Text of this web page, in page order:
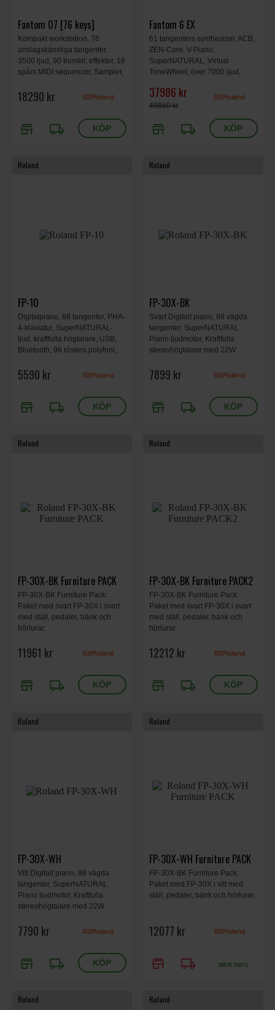
Fantom 07 [76 keys]
Kompakt workstation, 76
anslagskänsliga tangenter,
3500 ljud, 90 trumkit, effekter, 16
spårs MIDI sequencer, Sampler,
18290 kr
store local_shipping
Fantom 6 EX
61 tangenters synthesizer, ACB,
ZEN-Core, V-Piano,
SuperNATURAL, Virtual
ToneWheel, över 7000 ljud,
FX processor, professionell
sequencing, avancerad
interface, 1084x403x106mm,
37986 kr
49860 kr
store local_shipping
Roland
FP-10
Digitalpiano, 88 tangenter, PHA-
4-klaviatur, SuperNATURAL-
ljud, kraftfulla högtalare, USB,
Bluetooth, 96 rösters polyfoni,
5590 kr
store local_shipping
Roland
FP-30X-BK
Svart Digitalt piano, 88 vägda
tangenter, SuperNATURAL
Piano ljudmotor, Kraftfulla
stereohögtalare med 22W
både audio och MIDI, Dubbla
7899 kr
store local_shipping
Roland
FP-30X-BK Furniture PACK
FP-30X-BK Furniture Pack:
Paket med svart FP-30X i svart
med ställ, pedaler, bänk och
hörlurar.
11961 kr
store local_shipping
Roland
FP-30X-BK Furniture PACK2
FP-30X-BK Furniture Pack:
Paket med svart FP-30X i svart
med ställ, pedaler, bänk och
hörlurar.
12212 kr
store local_shipping
Roland
FP-30X-WH
Vitt Digitalt piano, 88 vägda
tangenter, SuperNATURAL
Piano ljudmotor, Kraftfulla
stereohögtalare med 22W
både audio och MIDI, Dubbla
7790 kr
store local_shipping
Roland
FP-30X-WH Furniture PACK
FP-30X-BK Furniture Pack:
Paket med FP-30X i vitt med
ställ, pedaler, bänk och hörlurar.
12077 kr
store local_shipping MER INFO
Roland Roland